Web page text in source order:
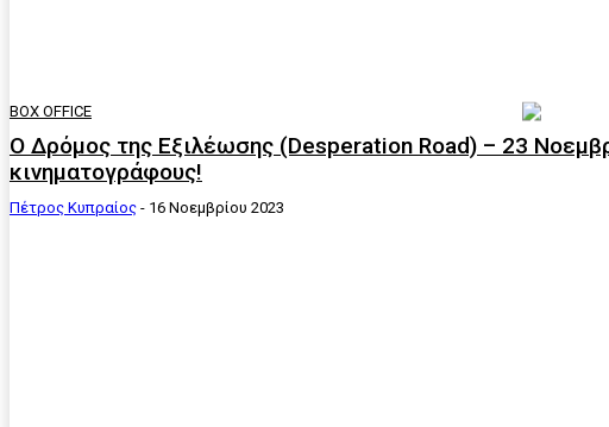
BOX OFFICE
Ο Δρόμος της Εξιλέωσης (Desperation Road) – 23
κινηματογράφους!
Πέτρος Κυπραίος - 16 Νοεμβρίου 2023